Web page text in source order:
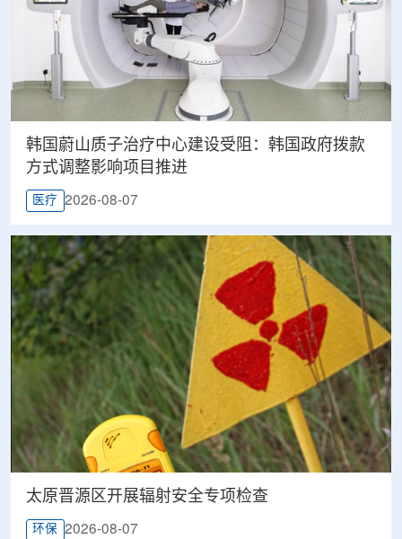
韩国蔚山质子治疗中心建设受阻：韩国政府拨款
方式调整影响项目推进
医疗 2026-08-07
太原晋源区开展辐射安全专项检查
环保 2026-08-07